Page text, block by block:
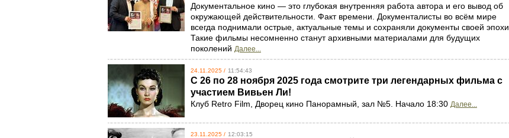
Документальное кино — это глубокая внутренняя работа автора и его вывод об
окружающей действительности. Факт времени. Документалисты во всём мире
всегда поднимали острые, актуальные темы и сохраняли документы своей эпохи.
Такие фильмы несомненно станут архивными материалами для будущих
поколений Далее...
24.11.2025 / 11:54:43
С 26 по 28 ноября 2025 года смотрите три легендарных фильма с
участием Вивьен Ли!
Клуб Retro Film, Дворец кино Панорамный, зал №5. Начало 18:30 Далее...
23.11.2025 / 12:03:15